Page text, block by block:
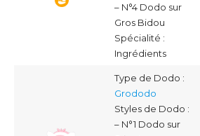
– N°4 Dodo sur
Gros Bidou
Spécialité :
Ingrédients
Type de Dodo :
Grododo
Styles de Dodo :
– N°1 Dodo sur